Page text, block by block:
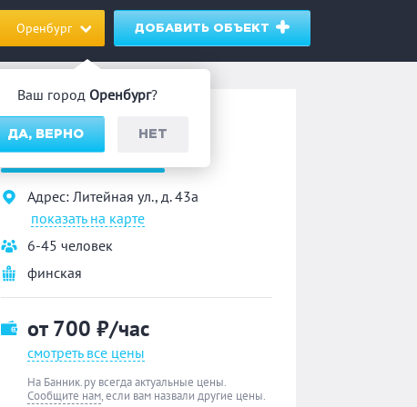
Оренбург
Ваш город Оренбург?
ДА, ВЕРНО НЕТ
ДОБАВИТЬ ОБЪЕКТ
Сауна
«Акварель»
Адрес: Литейная ул., д. 43а
показать на карте
6-45 человек
финская
от 700 ₽/час
смотреть все цены
На Банник.ру всегда актуальные цены.
Сообщите нам, если вам назвали другие цены.